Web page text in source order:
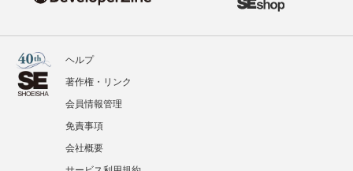
ヘルプ
著作権・リンク
会員情報管理
免責事項
会社概要